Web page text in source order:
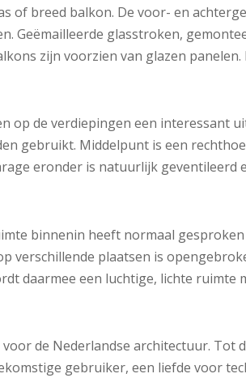
of breed balkon. De voor- en
Geëmailleerde glasstroken,
zijn voorzien van glazen panelen.
op de verdiepingen een interessant
gebruikt. Middelpunt is een
eronder is natuurlijk geventileerd
binnenin heeft normaal
verschillende plaatsen is
daarmee een luchtige, lichte ruimte
de Nederlandse architectuur. Tot
gebruiker, een liefde voor